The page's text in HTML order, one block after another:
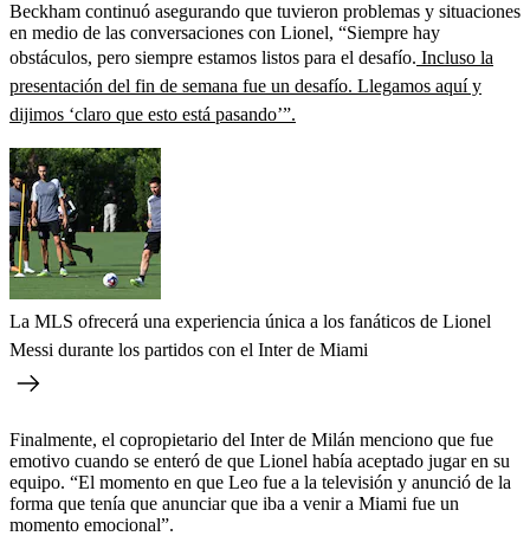
Beckham continuó asegurando que tuvieron problemas y situaciones
en medio de las conversaciones con Lionel, “Siempre hay
obstáculos, pero siempre estamos listos para el desafío. Incluso la
presentación del fin de semana fue un desafío. Llegamos aquí y
dijimos ‘claro que esto está pasando’”.
La MLS ofrecerá una experiencia única a los fanáticos de Lionel
Messi durante los partidos con el Inter de Miami
Finalmente, el copropietario del Inter de Milán menciono que fue
emotivo cuando se enteró de que Lionel había aceptado jugar en su
equipo. “El momento en que Leo fue a la televisión y anunció de la
forma que tenía que anunciar que iba a venir a Miami fue un
momento emocional”.